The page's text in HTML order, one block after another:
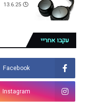
13.6.25
עקבו אחריי
Facebook
Instagram